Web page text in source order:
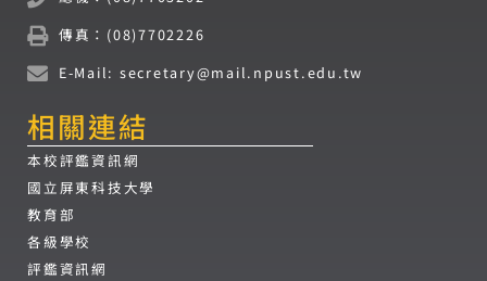
傳真：(08)7702226
E-Mail: secretary@mail.npust.edu.tw
相關連結
本校評鑑資訊網
國立屏東科技大學
教育部
各級學校
評鑑資訊網